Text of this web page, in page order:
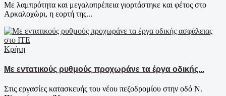
Με λαμπρότητα και μεγαλοπρέπεια γιορτάστηκε και φέτος στο
Αρκαλοχώρι, η εορτή της...
Κρήτη
Με εντατικούς ρυθμούς προχωράνε τα έργα οδικής...
Στις εργασίες κατασκευής του νέου πεζοδρομίου στην οδό Ν.